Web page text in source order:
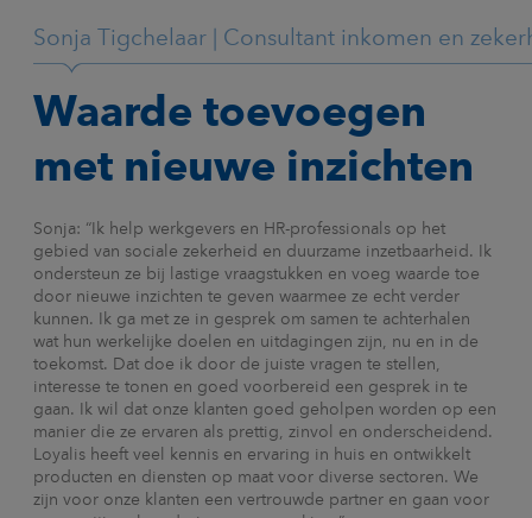
Sonja Tigchelaar | Consultant inkomen en
Waarde toevoegen
met nieuwe inzichten
Sonja: “Ik help werkgevers en HR-professionals op het
gebied van sociale zekerheid en duurzame inzetbaarheid. Ik
ondersteun ze bij lastige vraagstukken en voeg waarde toe
door nieuwe inzichten te geven waarmee ze echt verder
kunnen. Ik ga met ze in gesprek om samen te achterhalen
wat hun werkelijke doelen en uitdagingen zijn, nu en in de
toekomst. Dat doe ik door de juiste vragen te stellen,
interesse te tonen en goed voorbereid een gesprek in te
gaan. Ik wil dat onze klanten goed geholpen worden op een
manier die ze ervaren als prettig, zinvol en onderscheidend.
Loyalis heeft veel kennis en ervaring in huis en ontwikkelt
producten en diensten op maat voor diverse sectoren. We
zijn voor onze klanten een vertrouwde partner en gaan voor